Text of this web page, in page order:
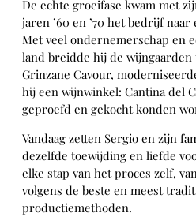
o
n
t
e
(
0
2
0
)
a
a
De echte groeifase kwam met
jaren ’60 en ’70 het bedrijf
Met veel ondernemerschap en
land breidde hij de wijngaarden
Grinzane Cavour,
hij een wijnwinkel: Cantina del
geproefd en gekocht konden
Vandaag zetten Sergio en zijn
dezelfde toewijding en liefde
elke stap van het proces zelf,
volgens de beste en meest
productiemethoden.